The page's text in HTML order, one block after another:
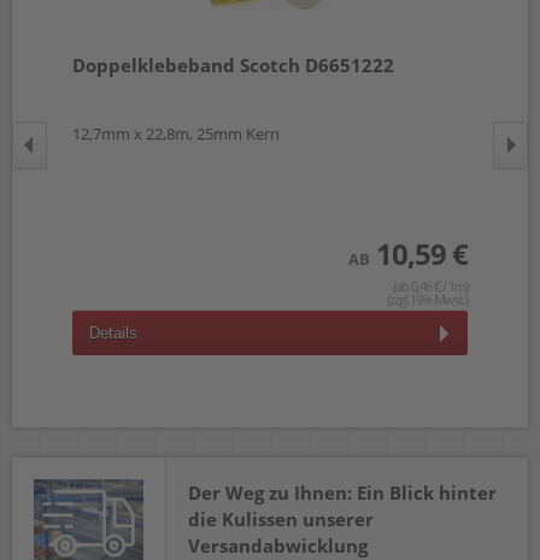
Doppelklebeband Scotch D6651222
12,7mm x 22,8m, 25mm Kern
AB 10,59 €
(ab 0,46 € / 1m)
(zzgl.19% Mwst.)
Details
Der Weg zu Ihnen: Ein Blick hinter
die Kulissen unserer
Versandabwicklung